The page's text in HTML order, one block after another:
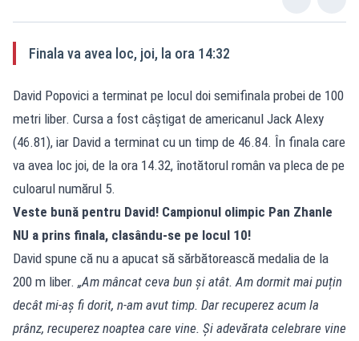
Finala va avea loc, joi, la ora 14:32
David Popovici a terminat pe locul doi semifinala probei de 100
metri liber. Cursa a fost câștigat de americanul Jack Alexy
(46.81), iar David a terminat cu un timp de 46.84. În finala care
va avea loc joi, de la ora 14.32, înotătorul român va pleca de pe
culoarul numărul 5.
Veste bună pentru David! Campionul olimpic Pan Zhanle
NU a prins finala, clasându-se pe locul 10!
David spune că nu a apucat să sărbătorească medalia de la
200 m liber. „Am mâncat ceva bun și atât. Am dormit mai puțin
decât mi-aș fi dorit, n-am avut timp. Dar recuperez acum la
prânz, recuperez noaptea care vine. Și adevărata celebrare vine